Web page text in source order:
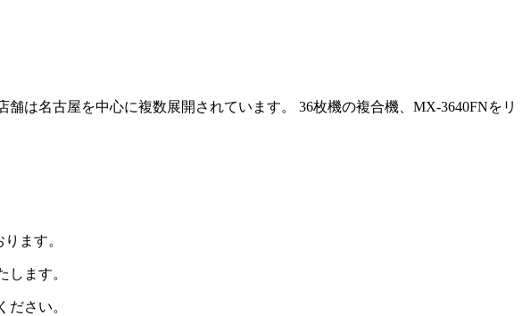
は名古屋を中心に複数展開されています。 36枚機の複合機、MX-3640FNをリ
ます。
ます。
さい。